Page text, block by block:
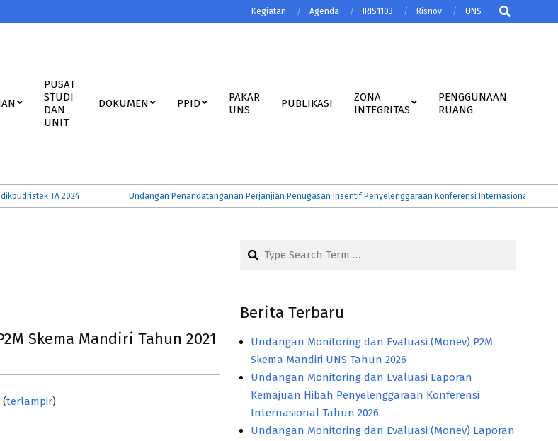
Kegiatan Agenda IRIS1103 Risnov UNS
Search
PUSAT
STUDI
DAN
UNIT
DOKUMEN PPID
PAKAR
UNS
PUBLIKASI
ZONA
INTEGRITAS
PENGGUNAAN
RUANG
TA 2024 Undangan Penandatanganan Perjanjian Penugasan Insentif Penyelenggaraan Konferensi Internasional Tahun 2024
Skema Mandiri Tahun 2021
(terlampir)
Search
Berita Terbaru
Undangan Monitoring dan Evaluasi (Monev) P2M
Skema Mandiri UNS Tahun 2026
Undangan Monitoring dan Evaluasi Laporan
Kemajuan Hibah Penyelenggaraan Konferensi
Internasional Tahun 2026
Undangan Monitoring dan Evaluasi (Monev) Laporan